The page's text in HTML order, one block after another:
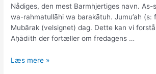
Nådiges, den mest Barmhjertiges navn. As-
wa-rahmatullāhi wa barakātuh. Jumu’ah (s:
Mubārak (velsignet) dag. Dette kan vi
Aḥādīth der fortæller om fredagens …
Er
Læs mere »